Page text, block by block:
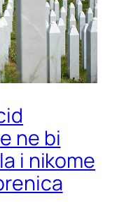
ne bi
i nikome